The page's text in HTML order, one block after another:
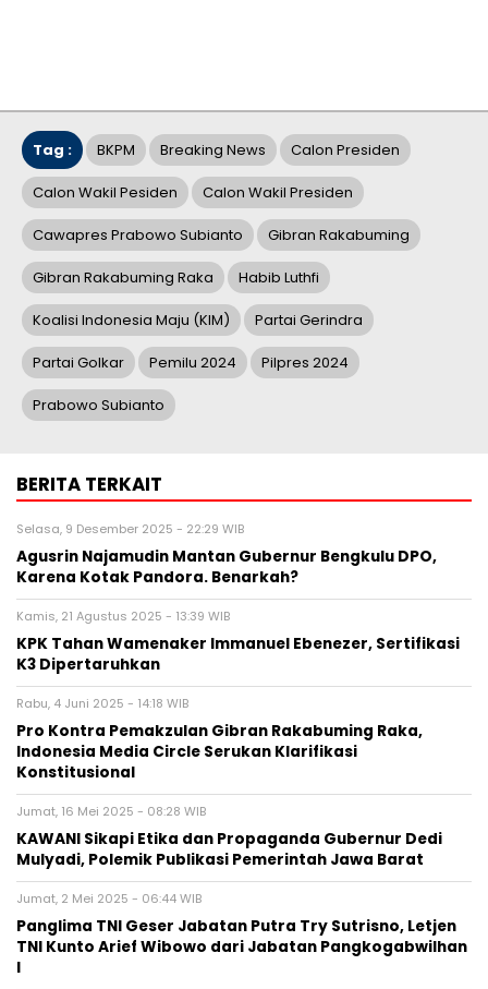
Tag : BKPM Breaking News Calon Presiden
Calon Wakil Pesiden Calon Wakil Presiden
Cawapres Prabowo Subianto Gibran Rakabuming
Gibran Rakabuming Raka Habib Luthfi
Koalisi Indonesia Maju (KIM) Partai Gerindra
Partai Golkar Pemilu 2024 Pilpres 2024
Prabowo Subianto
BERITA TERKAIT
Selasa, 9 Desember 2025 - 22:29 WIB
Agusrin Najamudin Mantan Gubernur Bengkulu DPO,
Karena Kotak Pandora. Benarkah?
Kamis, 21 Agustus 2025 - 13:39 WIB
KPK Tahan Wamenaker Immanuel Ebenezer, Sertifikasi
K3 Dipertaruhkan
Rabu, 4 Juni 2025 - 14:18 WIB
Pro Kontra Pemakzulan Gibran Rakabuming Raka,
Indonesia Media Circle Serukan Klarifikasi
Konstitusional
Jumat, 16 Mei 2025 - 08:28 WIB
KAWANI Sikapi Etika dan Propaganda Gubernur Dedi
Mulyadi, Polemik Publikasi Pemerintah Jawa Barat
Jumat, 2 Mei 2025 - 06:44 WIB
Panglima TNI Geser Jabatan Putra Try Sutrisno, Letjen
TNI Kunto Arief Wibowo dari Jabatan Pangkogabwilhan
I